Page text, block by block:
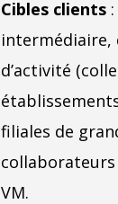
Cibles clients
intermédiaire,
d’activité
filiales de
VM.